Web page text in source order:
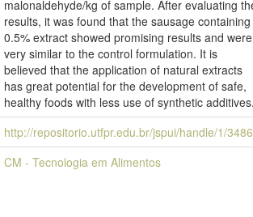
malonaldehyde/kg of sample. After evaluating
results, it was found that the sausage containing
0.5% extract showed promising results and were
very similar to the control formulation. It is
believed that the application of natural extracts
has great potential for the development of safe,
healthy foods with less use of synthetic
http://repositorio.utfpr.edu.br/jspui/handle/1/
CM - Tecnologia em Alimentos